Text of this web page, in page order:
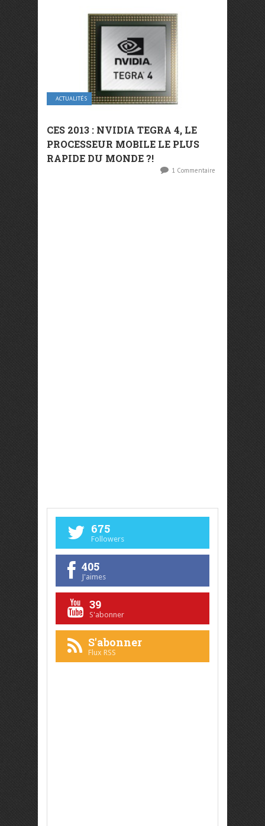
ACTUALITÉS
CES 2013 : NVIDIA TEGRA 4, LE
PROCESSEUR MOBILE LE PLUS
RAPIDE DU MONDE ?!
1 Commentaire
675
Followers
405
J'aimes
39
S'abonner
S'abonner
Flux RSS